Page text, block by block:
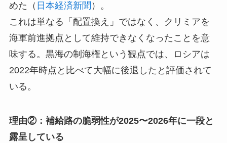
めた（ 日本経済新聞 ）。
これは単なる「配置換え」ではなく、クリミアを
海軍前進拠点として維持できなくなったことを意
味する。黒海の制海権という観点では、ロシアは
2022年時点と比べて大幅に後退したと評価されて
いる。
理由②：補給路の脆弱性が2025〜2026年に一段と
露呈している